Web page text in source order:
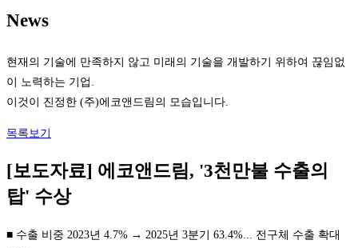
News
현재의 기술에 만족하지 않고 미래의 기술을 개발하기 위하여 끊임없
이 노력하는 기업.
이것이 진정한 (주)에코앤드림의 모습입니다.
목록보기
[보도자료] 에코앤드림, '3천만불 수출의
탑' 수상
■ 수출 비중 2023년 4.7% → 2025년 3분기 63.4%... 전구체 수출 확대